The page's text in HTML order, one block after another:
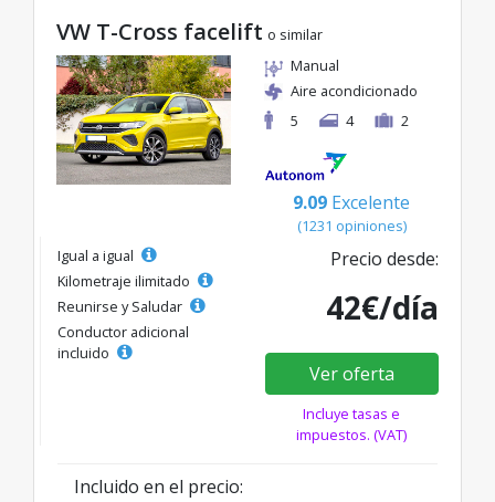
VW T-Cross facelift o similar
Manual
Aire acondicionado
5
4 2
9.09 Excelente
(1231 opiniones)
Igual a igual
Kilometraje ilimitado
Reunirse y Saludar
Conductor adicional
incluido
Precio desde:
42€/día
Ver oferta
Incluye tasas e
impuestos. (VAT)
Incluido en el precio: